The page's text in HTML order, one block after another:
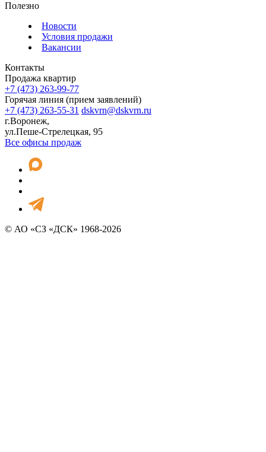
Полезно
Новости
Условия продажи
Вакансии
Контакты
Продажа квартир
+7 (473) 263-99-77
Горячая линия (прием заявлений)
+7 (473) 263-55-31 dskvrn@dskvrn.ru
г.Воронеж,
ул.Пеше-Стрелецкая, 95
Все офисы продаж
© АО «СЗ «ДСК» 1968-2026